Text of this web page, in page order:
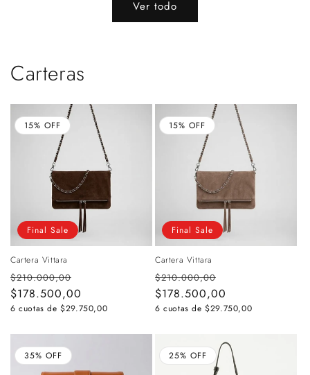
Ver todo
Carteras
Final Sale
Cartera Vittara
Precio
habitual
$210.000,00
de
oferta
$178.500,00
6 cuotas de $29.750,00
15% OFF
Final Sale
Cartera Vittara
Precio
habitual
$210.000,00
de
oferta
$178.500,00
6 cuotas de $29.750,00
15% OFF
35% OFF 25% OFF